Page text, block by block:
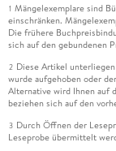
1 Mängelexemplare sind
einschränken.
Die frühere
sich auf den gebundenen
2 Diese Artikel
wurde aufgehoben oder
Alternative wird Ihnen auf
beziehen sich auf den
3 Durch Öffnen der
Leseprobe übermittelt